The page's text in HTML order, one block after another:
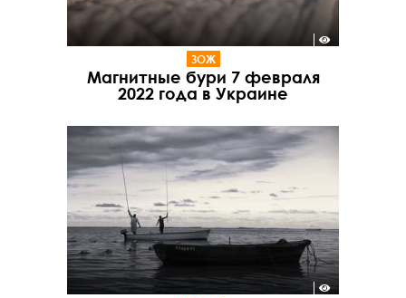
ЗОЖ
Магнитные бури 7 февраля
2022 года в Украине